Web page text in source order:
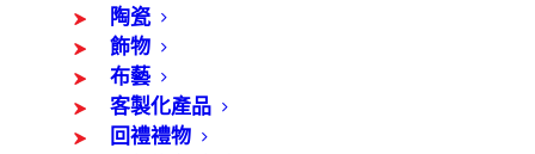
陶瓷
飾物
布藝
客製化產品
回禮禮物